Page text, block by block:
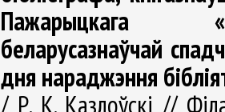
Пажарыцкага
беларусазнаўчай
дня нараджэння
/ Р. К. Казлоўскі //